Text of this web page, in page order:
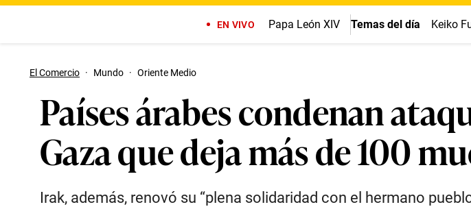
EN VIVO Papa León XIV Temas del día Keiko
El Comercio · Mundo · Oriente Medio
Países árabes condenan
Gaza que deja más de 100
Irak, además, renovó su “plena solidaridad con el hermano